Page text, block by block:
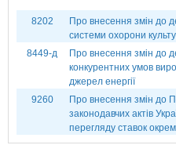
8202
Про внесення змін до
системи охорони
8449-д
Про внесення змін до
конкурентних умов
джерел енергії
9260
Про внесення змін до
законодавчих актів
перегляду ставок